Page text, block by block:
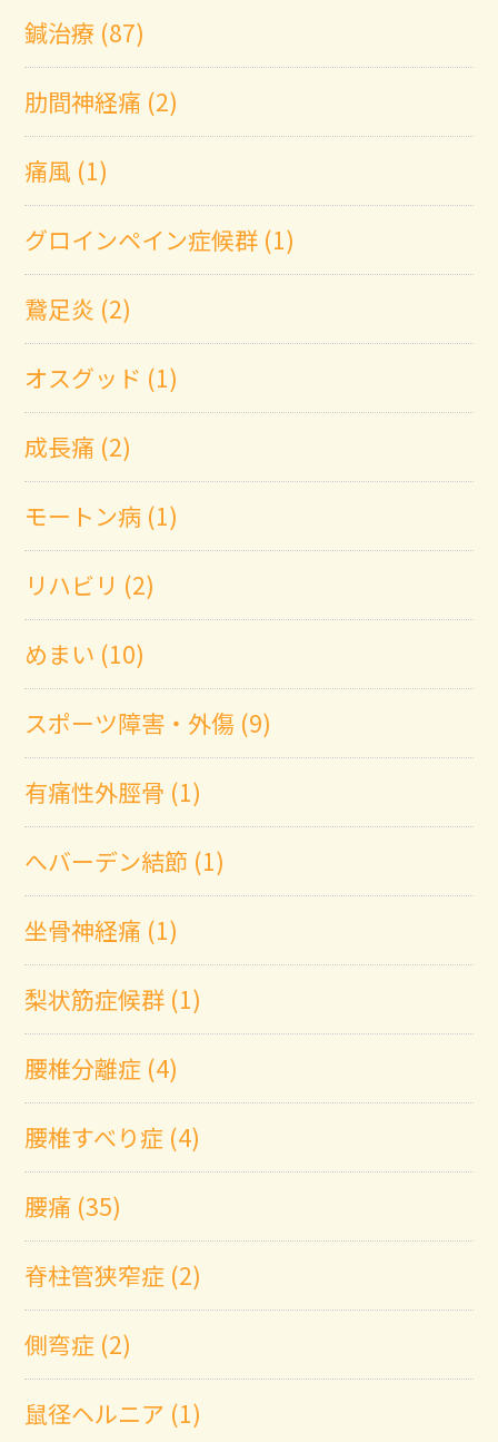
鍼治療 (87)
肋間神経痛 (2)
痛風 (1)
グロインペイン症候群 (1)
鵞足炎 (2)
オスグッド (1)
成長痛 (2)
モートン病 (1)
リハビリ (2)
めまい (10)
スポーツ障害・外傷 (9)
有痛性外脛骨 (1)
へバーデン結節 (1)
坐骨神経痛 (1)
梨状筋症候群 (1)
腰椎分離症 (4)
腰椎すべり症 (4)
腰痛 (35)
脊柱管狭窄症 (2)
側弯症 (2)
鼠径ヘルニア (1)